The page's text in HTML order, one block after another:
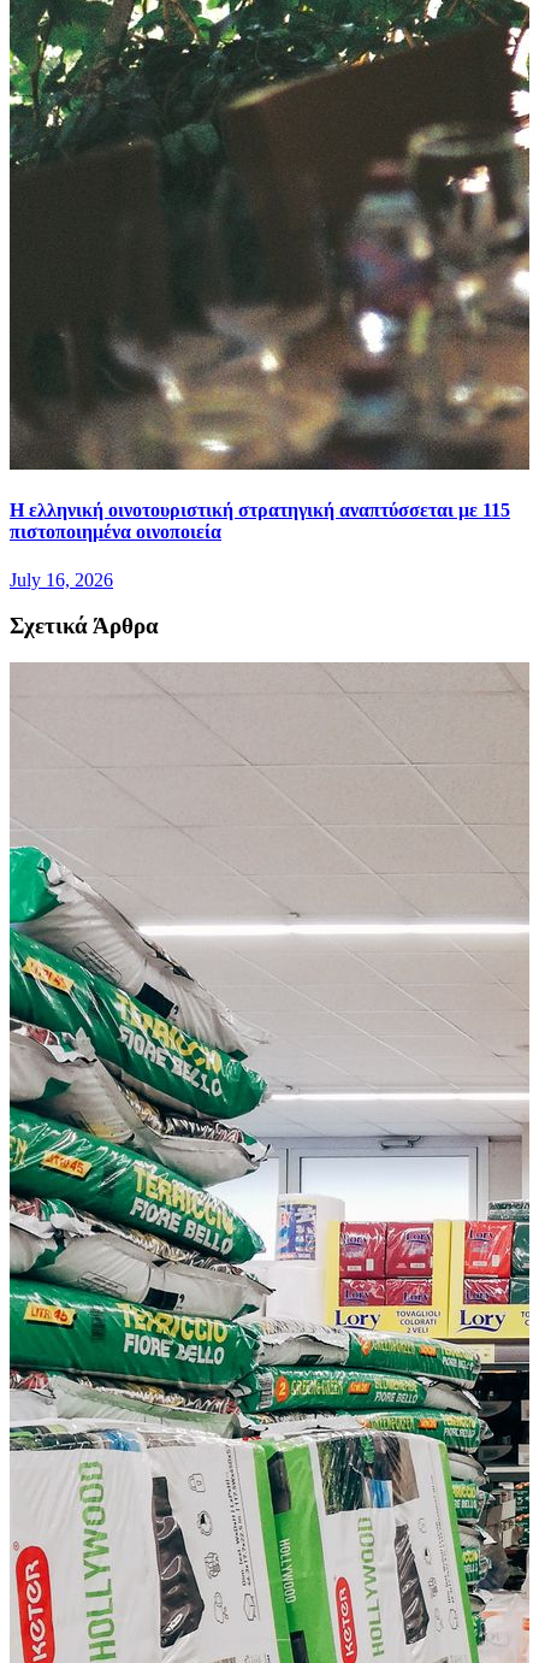
Η ελληνική οινοτουριστική στρατηγική αναπτύσσεται με 115
πιστοποιημένα οινοποιεία
July 16, 2026
Σχετικά Άρθρα